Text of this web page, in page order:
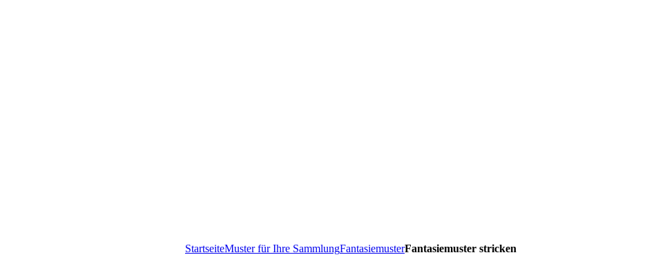
StartseiteMuster für Ihre SammlungFantasiemusterFantasiemuster stricken